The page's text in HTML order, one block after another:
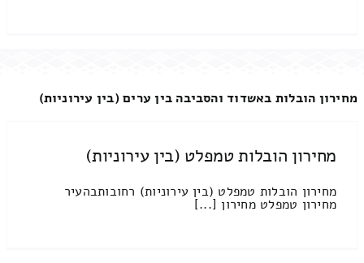
מחירון הובלות באשדוד והסביבה בין ערים (בין עירוניות)
מחירון הובלות טמפלט (בין עירוניות)
מחירון הובלות טמפלט (בין עירוניות) רחובותבהעיר
מחירון טמפלט מחירון [...]